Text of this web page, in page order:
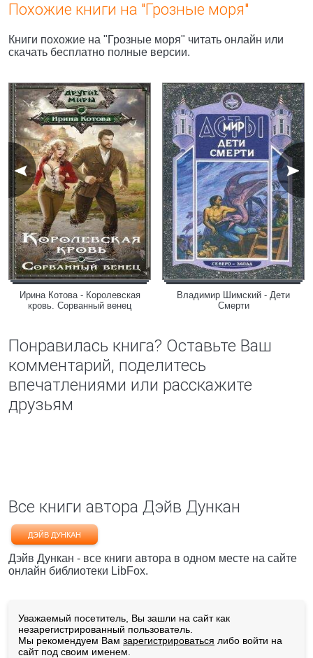
Похожие книги на "Грозные моря"
Книги похожие на "Грозные моря" читать онлайн или
скачать бесплатно полные версии.
Ирина Котова - Королевская
кровь. Сорванный венец
Владимир Шимский - Дети
Смерти
Понравилась книга? Оставьте Ваш
комментарий, поделитесь
впечатлениями или расскажите
друзьям
Все книги автора Дэйв Дункан
ДЭЙВ ДУНКАН
Дэйв Дункан - все книги автора в одном месте на сайте
онлайн библиотеки LibFox.
Уважаемый посетитель, Вы зашли на сайт как
незарегистрированный пользователь.
Мы рекомендуем Вам зарегистрироваться либо войти на
сайт под своим именем.